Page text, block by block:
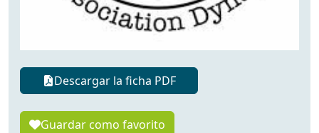
Descargar la ficha PDF
Guardar como favorito